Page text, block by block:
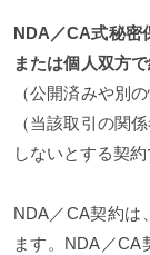
NDA／CA式秘密
または個人双方で
（公開済みや別
（当該取引の関
しないとする契約
NDA／CA契約は
ます。NDA／CA